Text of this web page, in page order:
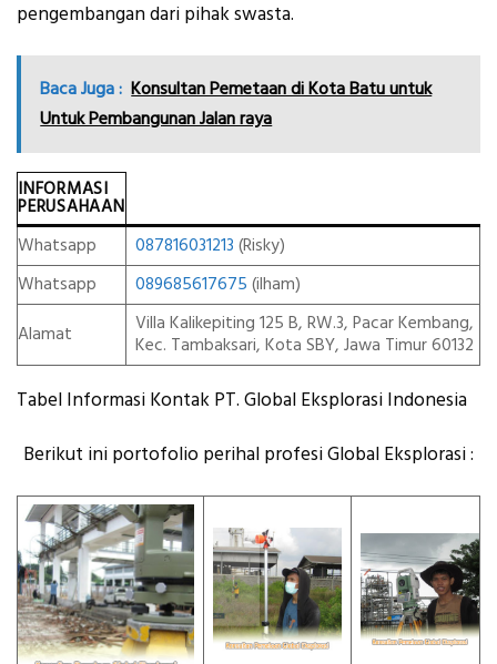
pengembangan dari pihak swasta.
Baca Juga : Konsultan Pemetaan di Kota Batu untuk
Untuk Pembangunan Jalan raya
INFORMASI
PERUSAHAAN
Whatsapp
087816031213 (Risky)
Whatsapp
089685617675 (ilham)
Alamat
Villa Kalikepiting 125 B, RW.3, Pacar Kembang,
Kec. Tambaksari, Kota SBY, Jawa Timur 60132
Tabel Informasi Kontak PT. Global Eksplorasi Indonesia
Berikut ini portofolio perihal profesi Global Eksplorasi :